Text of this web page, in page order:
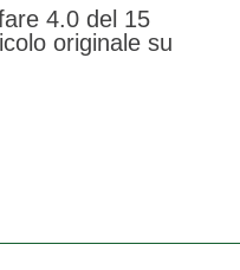
4.0 del 15
originale su